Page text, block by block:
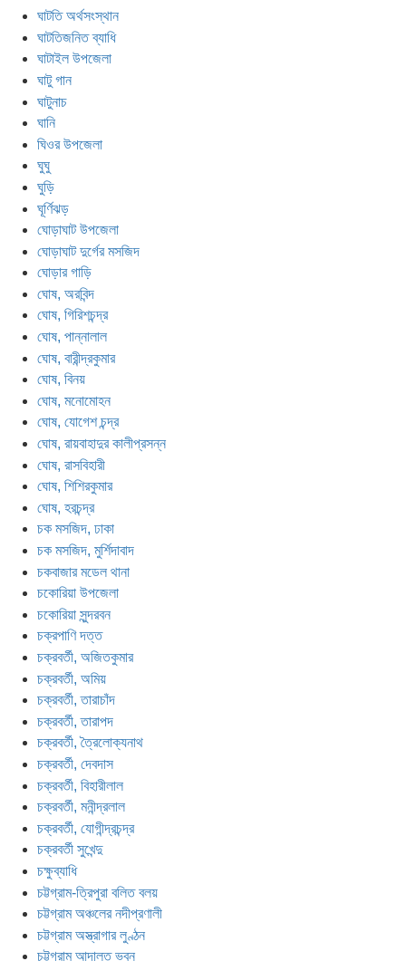
ঘাটতি অর্থসংস্থান
ঘাটতিজনিত ব্যাধি
ঘাটাইল উপজেলা
ঘাটু গান
ঘাটুনাচ
ঘানি
ঘিওর উপজেলা
ঘুঘু
ঘুড়ি
ঘূর্ণিঝড়
ঘোড়াঘাট উপজেলা
ঘোড়াঘাট দুর্গের মসজিদ
ঘোড়ার গাড়ি
ঘোষ, অরবিন্দ
ঘোষ, গিরিশচন্দ্র
ঘোষ, পান্নালাল
ঘোষ, বারীন্দ্রকুমার
ঘোষ, বিনয়
ঘোষ, মনোমোহন
ঘোষ, যোগেশ চন্দ্র
ঘোষ, রায়বাহাদুর কালীপ্রসন্ন
ঘোষ, রাসবিহারী
ঘোষ, শিশিরকুমার
ঘোষ, হরচন্দ্র
চক মসজিদ, ঢাকা
চক মসজিদ, মুর্শিদাবাদ
চকবাজার মডেল থানা
চকোরিয়া উপজেলা
চকোরিয়া সুন্দরবন
চক্রপাণি দত্ত
চক্রবর্তী, অজিতকুমার
চক্রবর্তী, অমিয়
চক্রবর্তী, তারাচাঁদ
চক্রবর্তী, তারাপদ
চক্রবর্তী, ত্রৈলোক্যনাথ
চক্রবর্তী, দেবদাস
চক্রবর্তী, বিহারীলাল
চক্রবর্তী, মনীন্দ্রলাল
চক্রবর্তী, যোগীন্দ্রচন্দ্র
চক্রবর্তী সুখেন্দু
চক্ষুব্যাধি
চট্টগ্রাম-ত্রিপুরা বলিত বলয়
চট্টগ্রাম অঞ্চলের নদীপ্রণালী
চট্টগ্রাম অস্ত্রাগার লুণ্ঠন
চট্টগ্রাম আদালত ভবন